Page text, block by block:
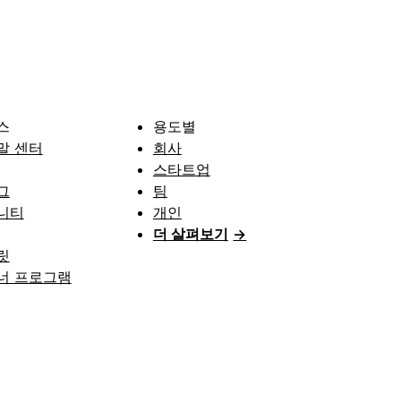
센터
티
프로그램
용도별
회사
스타트업
팀
개인
더 살펴보기 →